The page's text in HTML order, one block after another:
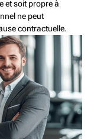
et soit propre à
ne peut
contractuelle.